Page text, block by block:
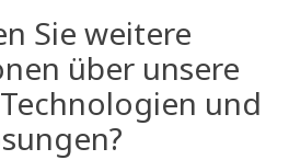
Sie weitere
über unsere
und